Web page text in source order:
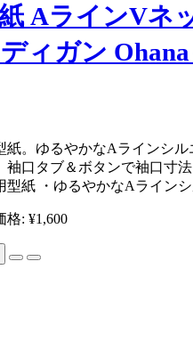
AラインVネ
ィガン
紙。ゆるやかなAラインシル
口タブ＆ボタンで袖口寸法
型紙 ・ゆるやかなAライン
格: ¥1,600